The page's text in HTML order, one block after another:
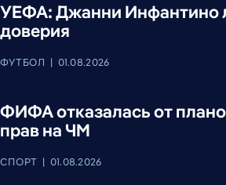
УЕФА: Джанни Инфантино
доверия
ФУТБОЛ 01.08.2026
ФИФА отказалась от
прав на ЧМ
СПОРТ 01.08.2026